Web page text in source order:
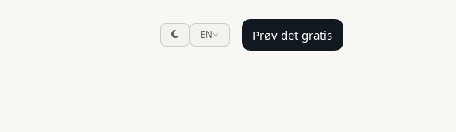
EN Prøv det gratis